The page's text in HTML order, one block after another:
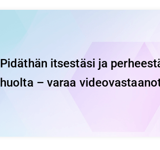
Pidäthän itsestäsi ja
huolta – varaa